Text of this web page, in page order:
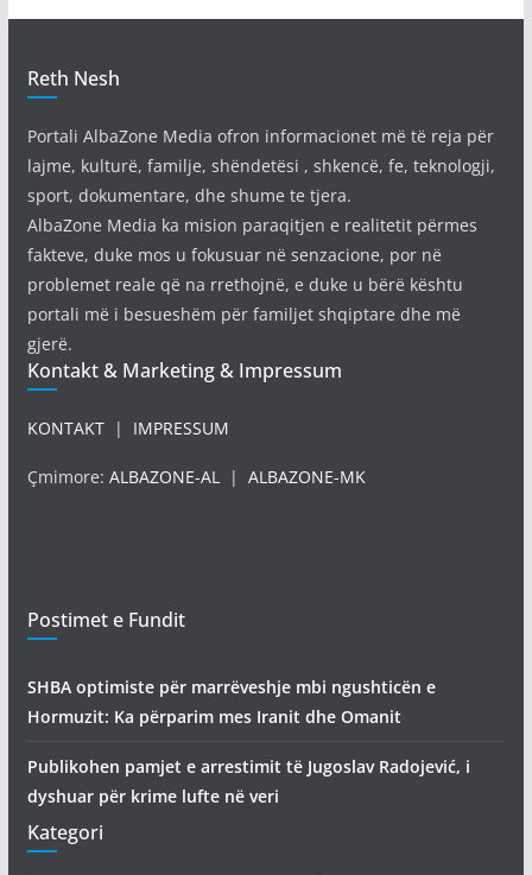
Reth Nesh
Portali AlbaZone Media ofron informacionet më të reja për
lajme, kulturë, familje, shëndetësi , shkencë, fe, teknologji,
sport, dokumentare, dhe shume te tjera.
AlbaZone Media ka mision paraqitjen e realitetit përmes
fakteve, duke mos u fokusuar në senzacione, por në
problemet reale që na rrethojnë, e duke u bërë kështu
portali më i besueshëm për familjet shqiptare dhe më
gjerë.
Kontakt & Marketing & Impressum
KONTAKT| IMPRESSUM
Çmimore: ALBAZONE-AL | ALBAZONE-MK
Postimet e Fundit
SHBA optimiste për marrëveshje mbi ngushticën e
Hormuzit: Ka përparim mes Iranit dhe Omanit
Publikohen pamjet e arrestimit të Jugoslav Radojević, i
dyshuar për krime lufte në veri
Kategori